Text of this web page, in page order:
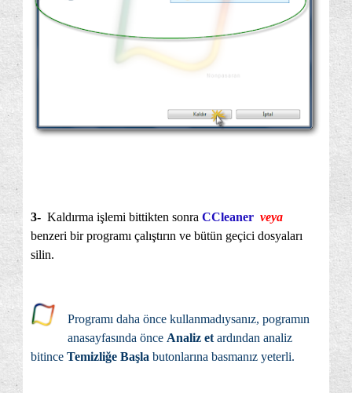
3- Kaldırma işlemi bittikten sonra CCleaner veya
benzeri bir programı çalıştırın ve bütün geçici dosyaları
silin.
Programı daha önce kullanmadıysanız, pogramın
anasayfasında önce Analiz et ardından analiz
bitince Temizliğe Başla butonlarına basmanız yeterli.